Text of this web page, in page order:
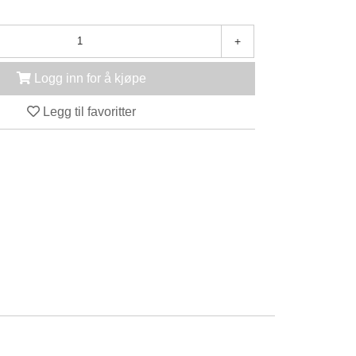
+
Logg inn for å kjøpe
Legg til favoritter